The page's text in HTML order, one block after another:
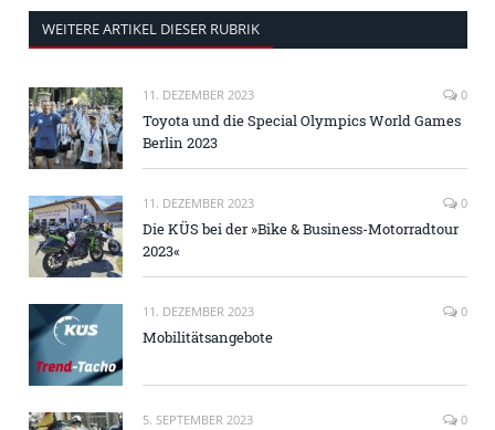
WEITERE ARTIKEL DIESER RUBRIK
11. DEZEMBER 2023 0
Toyota und die Special Olympics World Games
Berlin 2023
11. DEZEMBER 2023 0
Die KÜS bei der »Bike & Business-Motorradtour
2023«
11. DEZEMBER 2023 0
Mobilitätsangebote
5. SEPTEMBER 2023 0